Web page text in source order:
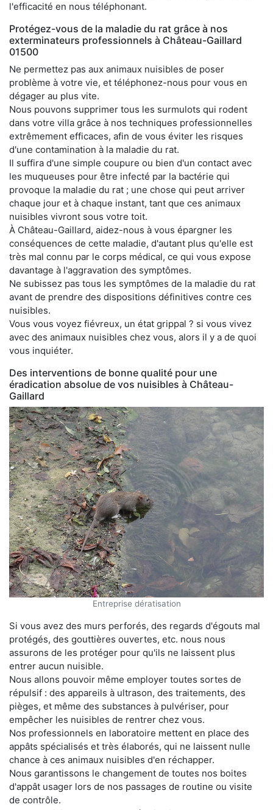
l'efficacité en nous téléphonant.
Protégez-vous de la maladie du rat grâce à nos
exterminateurs professionnels à Château-Gaillard
01500
Ne permettez pas aux animaux nuisibles de poser
problème à votre vie, et téléphonez-nous pour vous en
dégager au plus vite.
Nous pouvons supprimer tous les surmulots qui rodent
dans votre villa grâce à nos techniques professionnelles
extrêmement efficaces, afin de vous éviter les risques
d'une contamination à la maladie du rat.
Il suffira d'une simple coupure ou bien d'un contact avec
les muqueuses pour être infecté par la bactérie qui
provoque la maladie du rat ; une chose qui peut arriver
chaque jour et à chaque instant, tant que ces animaux
nuisibles vivront sous votre toit.
À Château-Gaillard, aidez-nous à vous épargner les
conséquences de cette maladie, d'autant plus qu'elle est
très mal connu par le corps médical, ce qui vous expose
davantage à l'aggravation des symptômes.
Ne subissez pas tous les symptômes de la maladie du rat
avant de prendre des dispositions définitives contre ces
nuisibles.
Vous vous voyez fiévreux, un état grippal ? si vous vivez
avec des animaux nuisibles chez vous, alors il y a de quoi
vous inquiéter.
Des interventions de bonne qualité pour une
éradication absolue de vos nuisibles à Château-
Gaillard
Entreprise dératisation
Si vous avez des murs perforés, des regards d'égouts mal
protégés, des gouttières ouvertes, etc. nous nous
assurons de les protéger pour qu'ils ne laissent plus
entrer aucun nuisible.
Nous allons pouvoir même employer toutes sortes de
répulsif : des appareils à ultrason, des traitements, des
pièges, et même des substances à pulvériser, pour
empêcher les nuisibles de rentrer chez vous.
Nos professionnels en laboratoire mettent en place des
appâts spécialisés et très élaborés, qui ne laissent nulle
chance à ces animaux nuisibles d'en réchapper.
Nous garantissons le changement de toutes nos boites
d'appât usager lors de nos passages de routine ou visite
de contrôle.